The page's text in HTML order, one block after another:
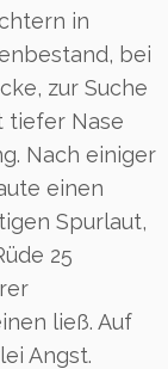
in
bei
zur Suche
tiefer Nase
Nach einiger
einen
Spurlaut,
25
ließ. Auf
Angst.